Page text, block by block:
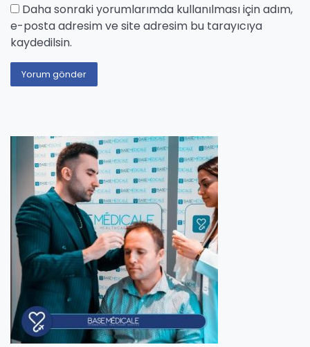
Daha sonraki yorumlarımda kullanılması için adım,
e-posta adresim ve site adresim bu tarayıcıya
kaydedilsin.